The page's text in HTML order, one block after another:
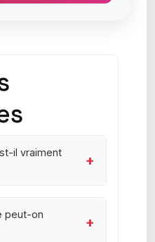
il vraiment
peut-on